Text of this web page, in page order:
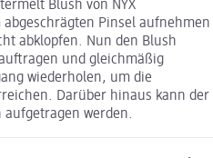
Blush von NYX
Pinsel aufnehmen
abklopfen. Nun den Blush
und gleichmäßig
wiederholen, um die
Darüber hinaus kann der
werden.